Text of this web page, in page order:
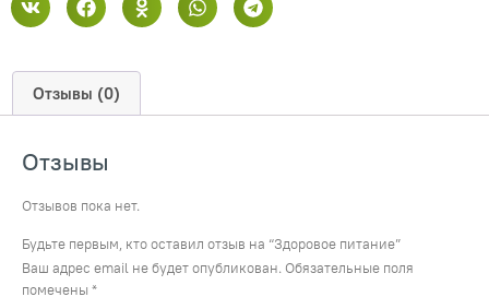
Отзывы (0)
Отзывы
Отзывов пока нет.
Будьте первым, кто оставил отзыв на “Здоровое питание”
Ваш адрес email не будет опубликован. Обязательные поля
помечены *